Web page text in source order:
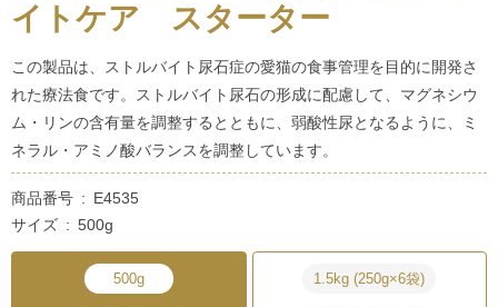
イトケア スターター
この製品は、ストルバイト尿石症の愛猫の食事管理を目的に開発さ
れた療法食です。ストルバイト尿石の形成に配慮して、マグネシウ
ム・リンの含有量を調整するとともに、弱酸性尿となるように、ミ
ネラル・アミノ酸バランスを調整しています。
商品番号
E4535
サイズ
500g
500g 1.5kg (250g×6袋)